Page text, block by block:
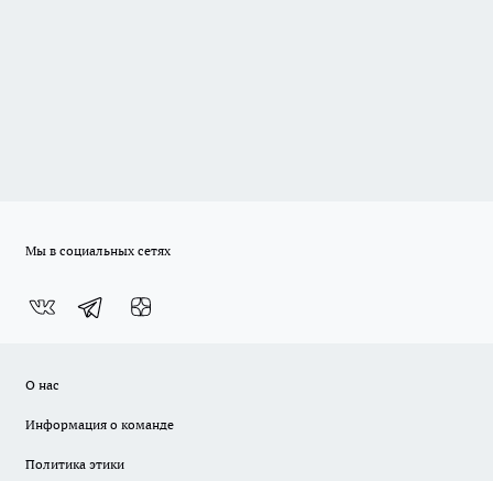
Мы в социальных сетях
О нас
Информация о команде
Политика этики